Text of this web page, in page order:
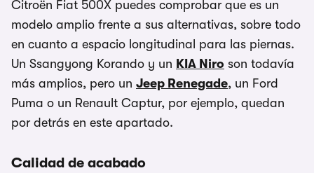
Citroën Fiat 500X puedes comprobar que es un
modelo amplio frente a sus alternativas, sobre todo
en cuanto a espacio longitudinal para las piernas.
Un Ssangyong Korando y un KIA Niro son todavía
más amplios, pero un Jeep Renegade, un Ford
Puma o un Renault Captur, por ejemplo, quedan
por detrás en este apartado.
Calidad de acabado